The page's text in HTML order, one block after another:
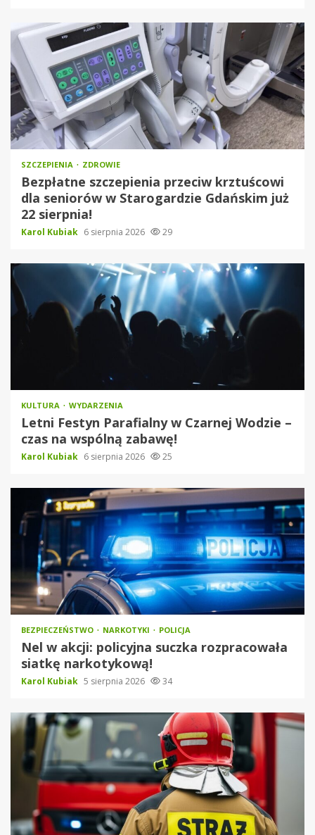
SZCZEPIENIA ZDROWIE
Bezpłatne szczepienia przeciw krztuścowi
dla seniorów w Starogardzie Gdańskim już
22 sierpnia!
Karol Kubiak 6 sierpnia 2026 29
KULTURA WYDARZENIA
Letni Festyn Parafialny w Czarnej Wodzie –
czas na wspólną zabawę!
Karol Kubiak 6 sierpnia 2026 25
BEZPIECZEŃSTWO NARKOTYKI POLICJA
Nel w akcji: policyjna suczka rozpracowała
siatkę narkotykową!
Karol Kubiak 5 sierpnia 2026 34